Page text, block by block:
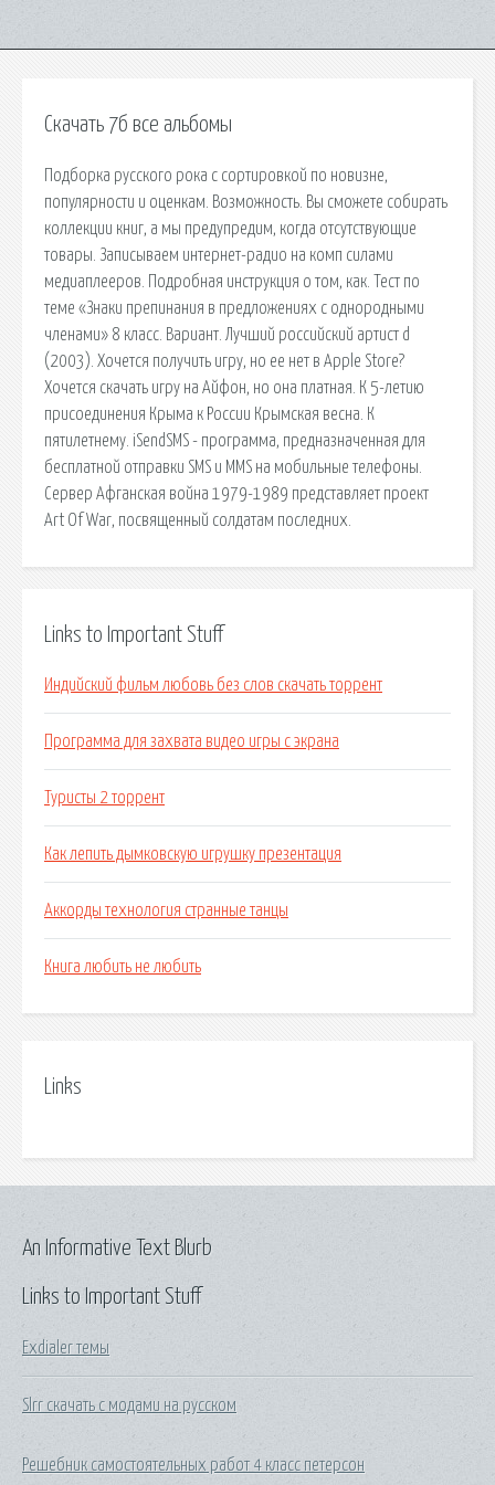
Скачать 7б все альбомы
Подборка русского рока с сортировкой по новизне,
популярности и оценкам. Возможность. Вы сможете собирать
коллекции книг, а мы предупредим, когда отсутствующие
товары. Записываем интернет-радио на комп силами
медиаплееров. Подробная инструкция о том, как. Тест по
теме «Знаки препинания в предложениях с однородными
членами» 8 класс. Вариант. Лучший российский артист d
(2003). Хочется получить игру, но ее нет в Apple Store?
Хочется скачать игру на Айфон, но она платная. К 5-летию
присоединения Крыма к России Крымская весна. К
пятилетнему. iSendSMS - программа, предназначенная для
бесплатной отправки SMS и MMS на мобильные телефоны.
Сервер Афганская война 1979-1989 представляет проект
Art Of War, посвященный солдатам последних.
Links to Important Stuff
Индийский фильм любовь без слов скачать торрент
Программа для захвата видео игры с экрана
Туристы 2 торрент
Как лепить дымковскую игрушку презентация
Аккорды технология странные танцы
Книга любить не любить
Links
Links to Important Stuff
Exdialer темы
Slrr скачать с модами на русском
Решебник самостоятельных работ 4 класс петерсон
An Informative Text Blurb